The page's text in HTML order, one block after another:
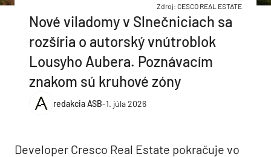
Zdroj: CESCO REAL ESTATE
Nové viladomy v Slnečniciach sa
rozšíria o autorský vnútroblok
Lousyho Aubera. Poznávacím
znakom sú kruhové zóny
redakcia ASB-1. júla 2026
Developer Cresco Real Estate pokračuje vo